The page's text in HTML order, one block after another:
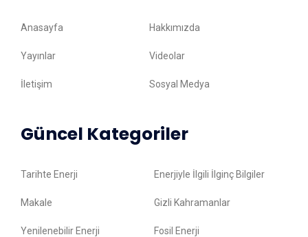
Anasayfa Hakkımızda
Yayınlar Videolar
İletişim Sosyal Medya
Güncel Kategoriler
Tarihte Enerji Enerjiyle İlgili İlginç Bilgiler
Makale Gizli Kahramanlar
Yenilenebilir Enerji Fosil Enerji